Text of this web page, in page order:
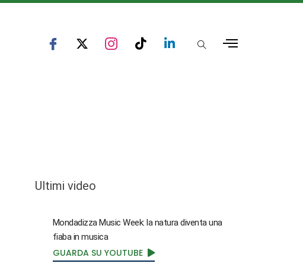
Ultimi video
Mondadizza Music Week: la natura diventa una
fiaba in musica
GUARDA SU YOUTUBE